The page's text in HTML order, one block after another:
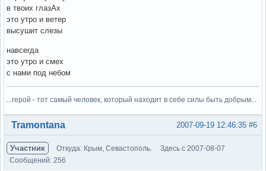
в твоих глазАх
это утро и ветер
высушит слезы
навсегда
это утро и смех
с нами под небом
...герой - тот самый человек, который находит в себе силы быть добрым...
Вне форума #6
2007-09-19 12:46:35
Tramontana
Участник Откуда: Крым, Севастополь.
Здесь с 2007-08-07
Сообщений: 256